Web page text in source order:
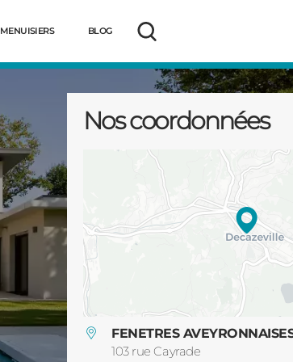
Démarrer
MENUISIERS BLOG
Rechercher
Nos coordonnées
FENETRES
103 rue Cayrade